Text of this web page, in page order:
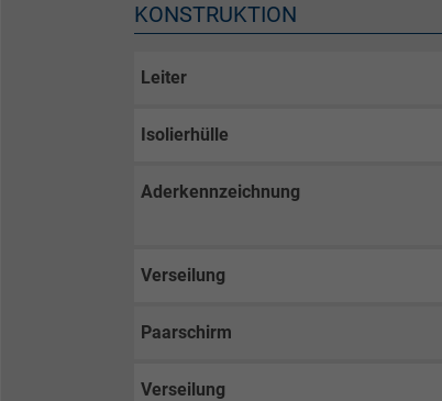
KONSTRUKTION
Leiter
Isolierhülle
Aderkennzeichnung
Verseilung
Paarschirm
Verseilung